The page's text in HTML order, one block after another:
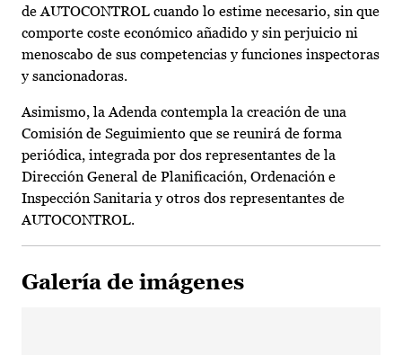
de AUTOCONTROL cuando lo estime necesario, sin que
comporte coste económico añadido y sin perjuicio ni
menoscabo de sus competencias y funciones inspectoras
y sancionadoras.
Asimismo, la Adenda contempla la creación de una
Comisión de Seguimiento que se reunirá de forma
periódica, integrada por dos representantes de la
Dirección General de Planificación, Ordenación e
Inspección Sanitaria y otros dos representantes de
AUTOCONTROL.
Galería de imágenes